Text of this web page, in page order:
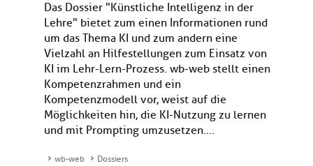
Das Dossier "Künstliche Intelligenz in der
Lehre" bietet zum einen Informationen rund
um das Thema KI und zum andern eine
Vielzahl an Hilfestellungen zum Einsatz von
KI im Lehr-Lern-Prozess. wb-web stellt einen
Kompetenzrahmen und ein
Kompetenzmodell vor, weist auf die
Möglichkeiten hin, die KI-Nutzung zu lernen
und mit Prompting umzusetzen....
wb-web
Dossiers